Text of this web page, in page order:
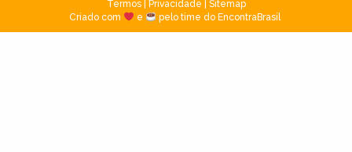
Termos| Privacidade
Sitemap
Criado com
e pelo time do EncontraBrasil